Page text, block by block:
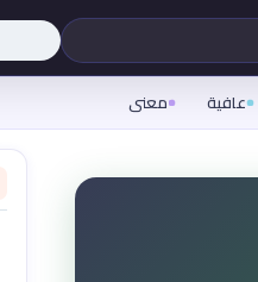
عافية معنى